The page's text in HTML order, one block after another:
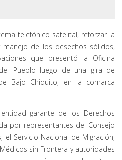
telefónico satelital, reforzar la
de los desechos sólidos,
que presentó la Oficina
Pueblo luego de una gira de
Bajo Chiquito, en la comarca
garante de los Derechos
por representantes del Consejo
el Servicio Nacional de Migración,
sin Frontera y autoridades